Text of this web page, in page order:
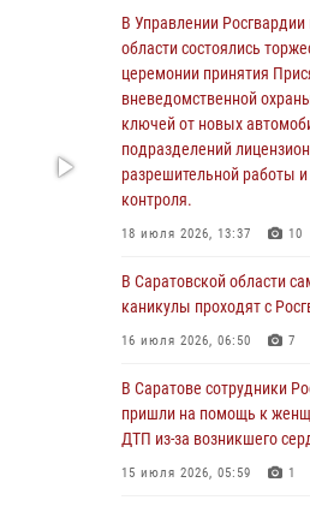
Росгвардии помогли
потерявшейся пенсионерке
21 июля 2026, 10:38
В Управлении Росгвардии
области состоялись
церемонии принятия
вневедомственной охраны
ключей от новых
разрешительной работы и
18 июля 2026, 13:37 10
В Саратовской области
16 июля 2026, 06:50 7
В Управлении
области состоялись
церемонии принятия
вневедомственной
ключей от новых
подразделений
разрешительной работы и
контроля.
18 июля 2026, 13:37 10
В Саратовской области
каникулы проходят с
16 июля 2026, 06:50 7
В Саратове сотрудники
пришли на помощь к
ДТП из-за возникшего
15 июля 2026, 05:59 1